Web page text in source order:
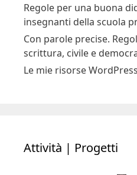
Regole per una buona
insegnanti della scuola
Con parole precise.
scrittura, civile e
Le mie risorse
Attività | Progetti